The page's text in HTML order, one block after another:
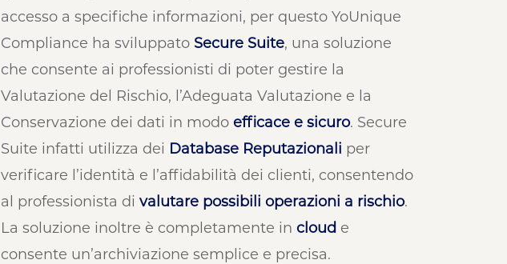
accesso a specifiche informazioni, per questo YoUnique
Compliance ha sviluppato Secure Suite, una soluzione
che consente ai professionisti di poter gestire la
Valutazione del Rischio, l’Adeguata Valutazione e la
Conservazione dei dati in modo efficace e sicuro. Secure
Suite infatti utilizza dei Database Reputazionali per
verificare l’identità e l’affidabilità dei clienti, consentendo
al professionista di valutare possibili operazioni a rischio.
La soluzione inoltre è completamente in cloud e
consente un’archiviazione semplice e precisa.